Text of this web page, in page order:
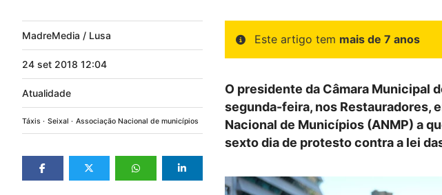
MadreMedia / Lusa
24 set 2018 12:04
Atualidade
Táxis Seixal Associação Nacional de municípios
Este artigo tem mais de 7 anos
O presidente da Câmara Municipal
segunda-feira, nos Restauradores,
Nacional de Municípios (ANMP) a
sexto dia de protesto contra a lei